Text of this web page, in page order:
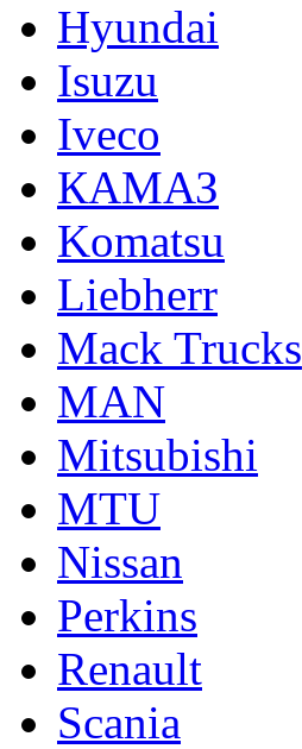
Hyundai
Isuzu
Iveco
КАМАЗ
Komatsu
Liebherr
Mack Trucks
MAN
Mitsubishi
MTU
Nissan
Perkins
Renault
Scania